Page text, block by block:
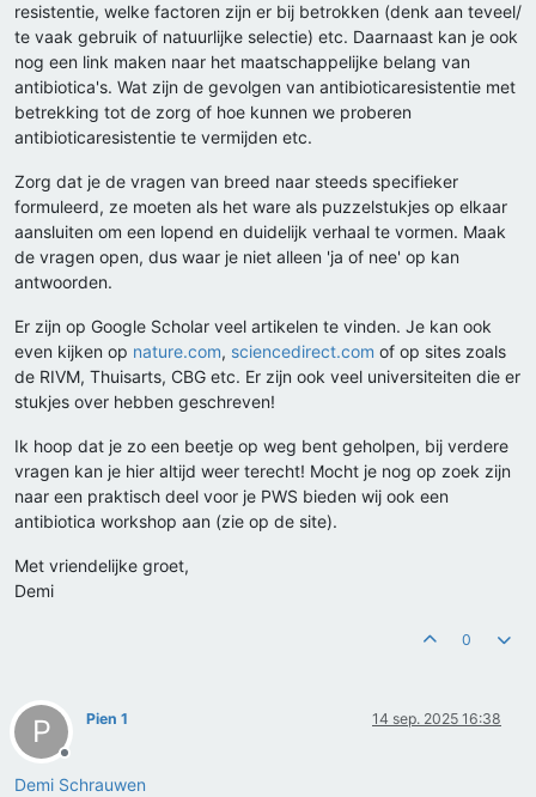
resistentie, welke factoren zijn er bij betrokken (denk aan teveel/
te vaak gebruik of natuurlijke selectie) etc. Daarnaast kan je ook
nog een link maken naar het maatschappelijke belang van
antibiotica's. Wat zijn de gevolgen van antibioticaresistentie met
betrekking tot de zorg of hoe kunnen we proberen
antibioticaresistentie te vermijden etc.
Zorg dat je de vragen van breed naar steeds specifieker
formuleerd, ze moeten als het ware als puzzelstukjes op elkaar
aansluiten om een lopend en duidelijk verhaal te vormen. Maak
de vragen open, dus waar je niet alleen 'ja of nee' op kan
antwoorden.
Er zijn op Google Scholar veel artikelen te vinden. Je kan ook
even kijken op nature.com, sciencedirect.com of op sites zoals
de RIVM, Thuisarts, CBG etc. Er zijn ook veel universiteiten die er
stukjes over hebben geschreven!
Ik hoop dat je zo een beetje op weg bent geholpen, bij verdere
vragen kan je hier altijd weer terecht! Mocht je nog op zoek zijn
naar een praktisch deel voor je PWS bieden wij ook een
antibiotica workshop aan (zie op de site).
Met vriendelijke groet,
Demi
0
P
Offline
Pien 1 14 sep. 2025 16:38
Demi Schrauwen